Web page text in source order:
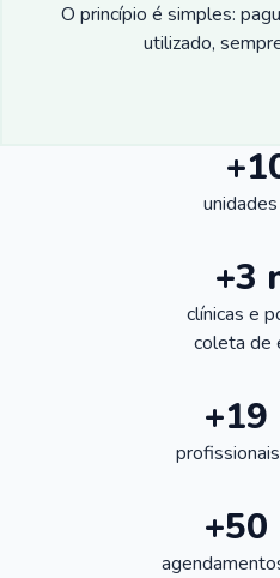
O princípio é simples:
utilizado,
+3
clínicas e
coleta de